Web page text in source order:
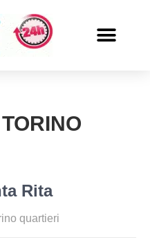
Rita
quartieri